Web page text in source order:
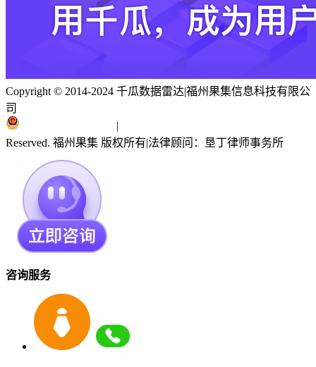
Copyright © 2014-2024 千瓜数据雷达|福州果集信息科技有限公
司
|
Reserved. 福州果集 版权所有|法律顾问：垦丁律师事务所
咨询服务